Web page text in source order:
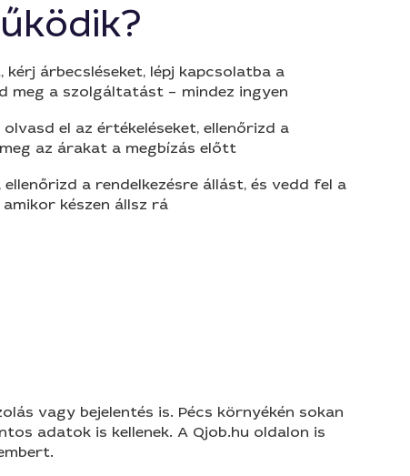
árbecsléseket, lépj kapcsolatba a
meg a szolgáltatást – mindez ingyen
el az értékeléseket, ellenőrizd a
az árakat a megbízás előtt
a rendelkezésre állást, és vedd fel a
készen állsz rá
vagy bejelentés is. Pécs környékén sokan
adatok is kellenek. A Qjob.hu oldalon is